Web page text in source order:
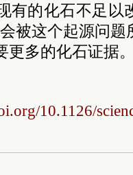
有的化石不足以
被这个起源问
更多的化石证据
10.1126/